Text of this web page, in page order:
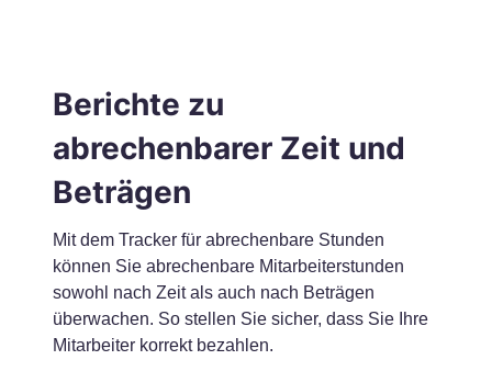
Berichte zu
abrechenbarer Zeit und
Beträgen
Mit dem Tracker für abrechenbare Stunden
können Sie abrechenbare Mitarbeiterstunden
sowohl nach Zeit als auch nach Beträgen
überwachen. So stellen Sie sicher, dass Sie Ihre
Mitarbeiter korrekt bezahlen.